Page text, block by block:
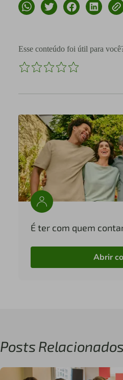
Esse conteúdo foi útil para
É ter com quem
Abrir
Posts Relacionados